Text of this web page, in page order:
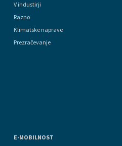
V industirji
Razno
Klimatske naprave
Prezračevanje
E-MOBILNOST